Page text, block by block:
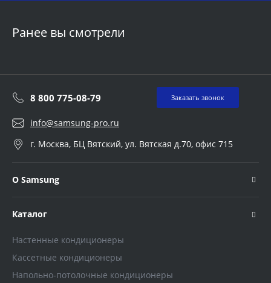
Ранее вы смотрели
8 800 775-08-79 Заказать звонок
info@samsung-pro.ru
г. Москва, БЦ Вятский, ул. Вятская д.70, офис 715
О Samsung
Каталог
Настенные кондиционеры
Кассетные кондиционеры
Напольно-потолочные кондиционеры